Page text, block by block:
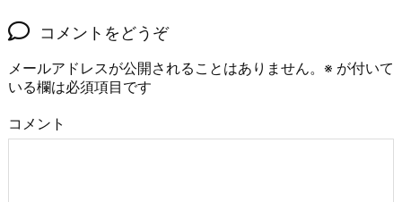
コメントをどうぞ
メールアドレスが公開されることはありません。 ※ が付いて
いる欄は必須項目です
コメント